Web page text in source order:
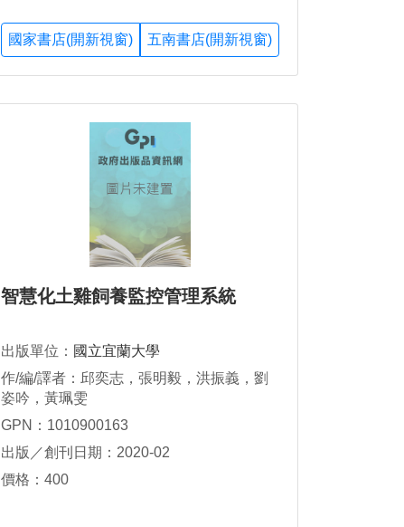
國家書店(開新視窗) 五南書店(開新視窗)
智慧化土雞飼養監控管理系統
出版單位： 國立宜蘭大學
作/編/譯者：邱奕志，張明毅，洪振義，劉
姿吟，黃珮雯
GPN：1010900163
出版／創刊日期：2020-02
價格：400